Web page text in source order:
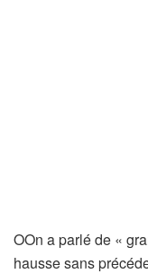
OOn a parlé de «
hausse sans